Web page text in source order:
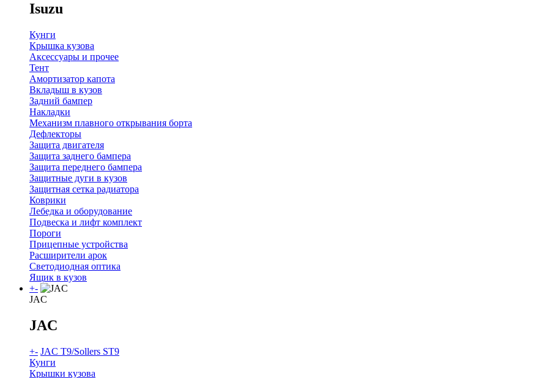
Isuzu
Кунги
Крышка кузова
Аксессуары и прочее
Тент
Амортизатор капота
Вкладыш в кузов
Задний бампер
Накладки
Механизм плавного открывания борта
Дефлекторы
Защита двигателя
Защита заднего бампера
Защита переднего бампера
Защитные дуги в кузов
Защитная сетка радиатора
Коврики
Лебедка и оборудование
Подвеска и лифт комплект
Пороги
Прицепные устройства
Расширители арок
Светодиодная оптика
Ящик в кузов
+-
JAC
JAC
+- JAC T9/Sollers ST9
Кунги
Крышки кузова